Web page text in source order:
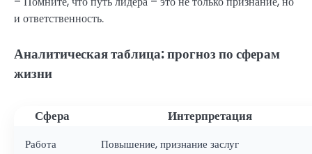
и ответственность.
Аналитическая таблица: прогноз по сферам
жизни
Сфера Интерпретация
Работа Повышение, признание заслуг